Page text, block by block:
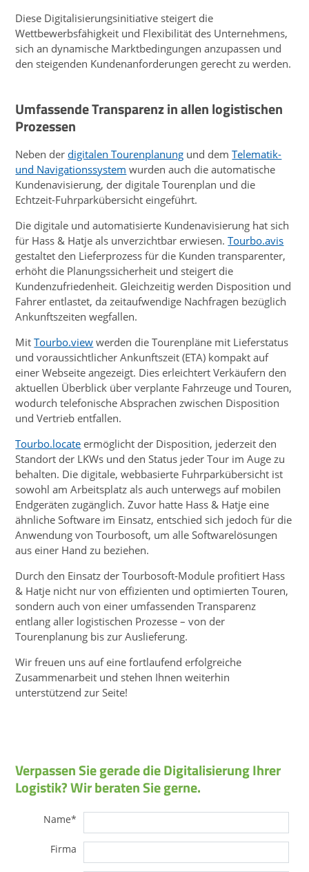
Diese Digitalisierungsinitiative steigert die
Wettbewerbsfähigkeit und Flexibilität des Unternehmens,
sich an dynamische Marktbedingungen anzupassen und
den steigenden Kundenanforderungen gerecht zu werden.
Umfassende Transparenz in allen logistischen
Prozessen
Neben derdigitalen Tourenplanung und demTelematik-
und Navigationssystem wurden auch die automatische
Kundenavisierung, der digitale Tourenplan und die
Echtzeit-Fuhrparkübersicht eingeführt.
Die digitale und automatisierte Kundenavisierung hat sich
für Hass & Hatje als unverzichtbar erwiesen.Tourbo.avis
gestaltet den Lieferprozess für die Kunden transparenter,
erhöht die Planungssicherheit und steigert die
Kundenzufriedenheit. Gleichzeitig werden Disposition und
Fahrer entlastet, da zeitaufwendige Nachfragen bezüglich
Ankunftszeiten wegfallen.
MitTourbo.view werden die Tourenpläne mit Lieferstatus
und voraussichtlicher Ankunftszeit (ETA) kompakt auf
einer Webseite angezeigt. Dies erleichtert Verkäufern den
aktuellen Überblick über verplante Fahrzeuge und Touren,
wodurch telefonische Absprachen zwischen Disposition
und Vertrieb entfallen.
Tourbo.locate ermöglicht der Disposition, jederzeit den
Standort der LKWs und den Status jeder Tour im Auge zu
behalten. Die digitale, webbasierte Fuhrparkübersicht ist
sowohl am Arbeitsplatz als auch unterwegs auf mobilen
Endgeräten zugänglich. Zuvor hatte Hass & Hatje eine
ähnliche Software im Einsatz, entschied sich jedoch für die
Anwendung von Tourbosoft, um alle Softwarelösungen
aus einer Hand zu beziehen.
Durch den Einsatz der Tourbosoft-Module profitiert Hass
& Hatje nicht nur von effizienten und optimierten Touren,
sondern auch von einer umfassenden Transparenz
entlang aller logistischen Prozesse – von der
Tourenplanung bis zur Auslieferung.
Wir freuen uns auf eine fortlaufend erfolgreiche
Zusammenarbeit und stehen Ihnen weiterhin
unterstützend zur Seite!
Verpassen Sie gerade die Digitalisierung Ihrer
Logistik? Wir beraten Sie gerne.
Name*
Firma